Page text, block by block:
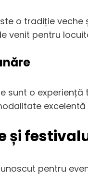
o tradiție
venit pentru
sunt o
și
pentru